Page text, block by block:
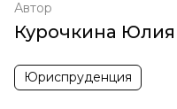
Автор
Курочкина Юлия
Юриспруденция